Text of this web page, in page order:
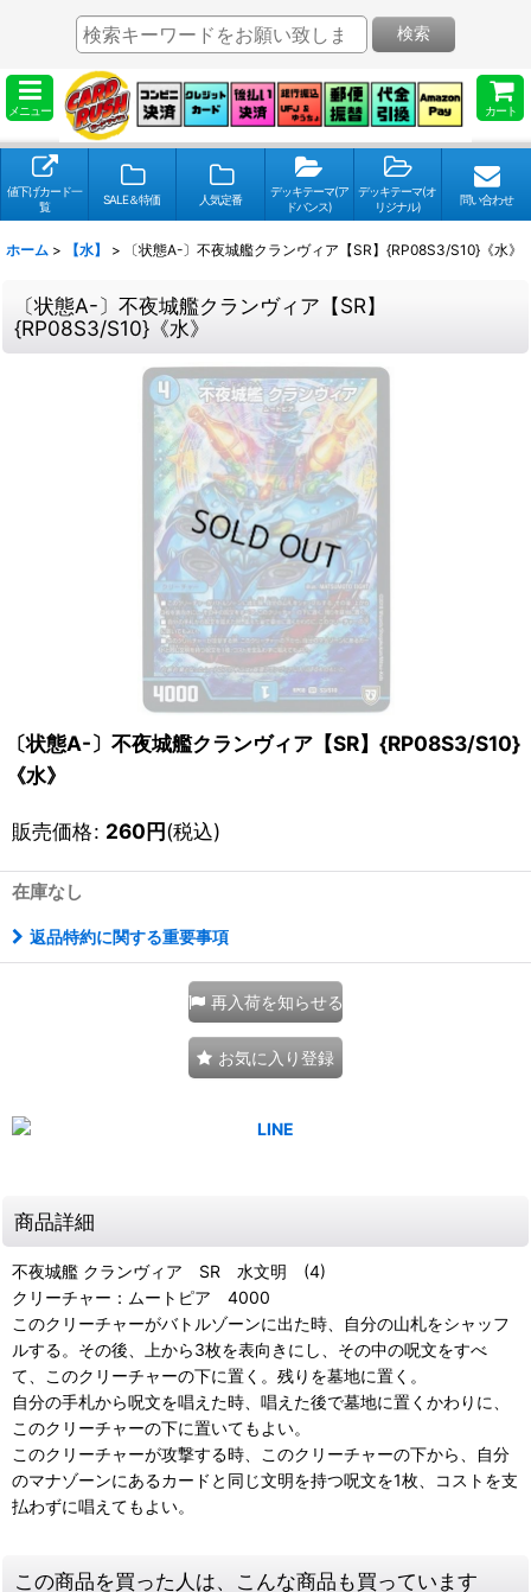
メニュー カート
検索
値下げカード一
覧
SALE＆特価 人気定番
デッキテーマ(ア
ドバンス)
デッキテーマ(オ
リジナル)
問い合わせ
ホーム > 【水】 > 〔状態A-〕不夜城艦クランヴィア【SR】{RP08S3/S10}《水》
〔状態A-〕不夜城艦クランヴィア【SR】
{RP08S3/S10}《水》
〔状態A-〕不夜城艦クランヴィア【SR】{RP08S3/S10}
《水》
販売価格: 260円(税込)
在庫なし
返品特約に関する重要事項
再入荷を知らせる
お気に入り登録
商品詳細
不夜城艦 クランヴィア SR 水文明 (4)
クリーチャー：ムートピア 4000
このクリーチャーがバトルゾーンに出た時、自分の山札をシャッフ
ルする。その後、上から3枚を表向きにし、その中の呪文をすべ
て、このクリーチャーの下に置く。残りを墓地に置く。
自分の手札から呪文を唱えた時、唱えた後で墓地に置くかわりに、
このクリーチャーの下に置いてもよい。
このクリーチャーが攻撃する時、このクリーチャーの下から、自分
のマナゾーンにあるカードと同じ文明を持つ呪文を1枚、コストを支
払わずに唱えてもよい。
この商品を買った人は、こんな商品も買っています